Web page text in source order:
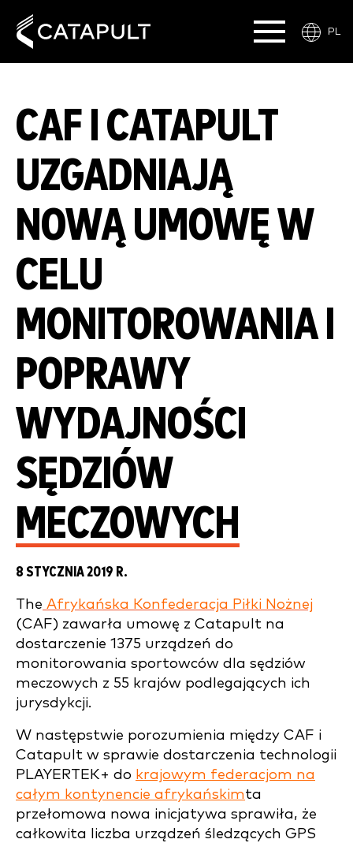
PL
CAF I CATAPULT
UZGADNIAJĄ
NOWĄ UMOWĘ W
CELU
MONITOROWANIA I
POPRAWY
WYDAJNOŚCI
SĘDZIÓW
MECZOWYCH
8 STYCZNIA 2019 R.
The Afrykańska Konfederacja Piłki Nożnej
(CAF) zawarła umowę z Catapult na
dostarczenie 1375 urządzeń do
monitorowania sportowców dla sędziów
meczowych z 55 krajów podlegających ich
jurysdykcji.
W następstwie porozumienia między CAF i
Catapult w sprawie dostarczenia technologii
PLAYERTEK+ do krajowym federacjom na
całym kontynencie afrykańskimta
przełomowa nowa inicjatywa sprawiła, że
całkowita liczba urządzeń śledzących GPS